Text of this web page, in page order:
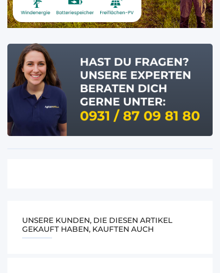
UNSERE KUNDEN, DIE DIESEN ARTIKEL
GEKAUFT HABEN, KAUFTEN AUCH